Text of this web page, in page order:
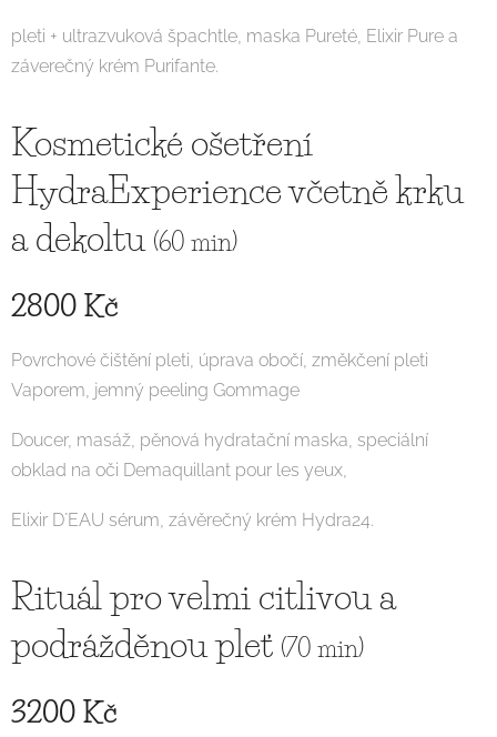
pleti + ultrazvuková špachtle, maska Pureté, Elixir Pure a
záverečný krém Purifante.
Kosmetické ošetření
HydraExperience včetně krku
a dekoltu (60 min)
2800 Kč
Povrchové čištění pleti, úprava obočí, změkčení pleti
Vaporem, jemný peeling Gommage
Doucer, masáž, pěnová hydratační maska, speciální
obklad na oči Demaquillant pour les yeux,
Elixir D´EAU sérum, závěrečný krém Hydra24.
Rituál pro velmi citlivou a
podrážděnou pleť (70 min)
3200 Kč